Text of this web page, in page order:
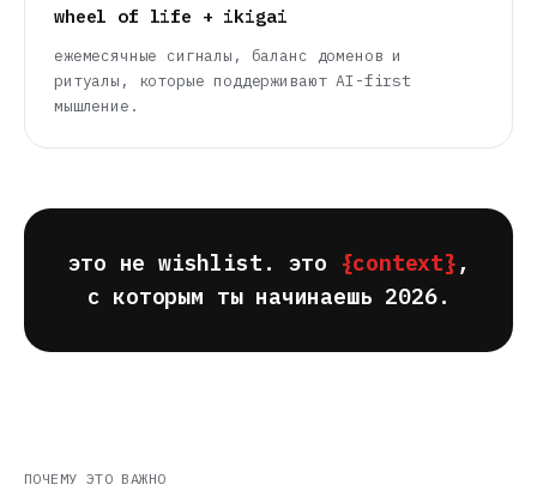
wheel of life + ikigai
ежемесячные сигналы, баланс доменов и
ритуалы, которые поддерживают AI-first
мышление.
это не wishlist. это {context},
с которым ты начинаешь 2026.
ПОЧЕМУ ЭТО ВАЖНО